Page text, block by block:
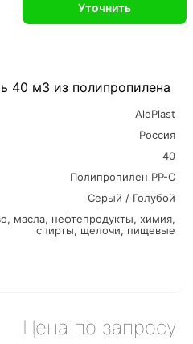
40 м3 из полипропилена
AlePlast
Россия
40
Полипропилен PP-C
Серый / Голубой
масла, нефтепродукты, химия,
спирты, щелочи, пищевые
Уточнить
Цена по запросу